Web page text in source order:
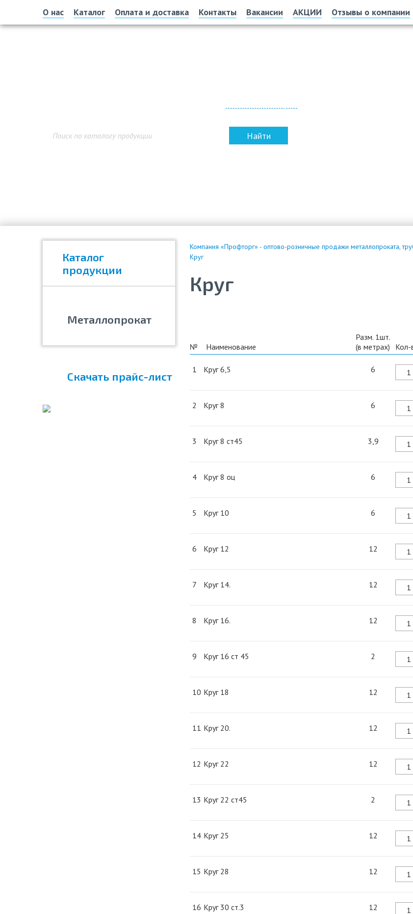
О нас Каталог Оплата и доставка Контакты Вакансии АКЦИИ Отзывы о компании
Каталог
продукции
Металлопрокат
Скачать прайс-лист
Компания «Профторг» - оптово-розничные продажи металлопроката,
Круг
Круг
№ Наименование
Разм. 1шт.
(в метрах)
Кол-
1 Круг 6,5 6
2 Круг 8 6
3 Круг 8 ст45 3,9
4 Круг 8 оц 6
5 Круг 10 6
6 Круг 12 12
7 Круг 14. 12
8 Круг 16. 12
9 Круг 16 ст 45 2
10 Круг 18 12
11 Круг 20. 12
12 Круг 22 12
13 Круг 22 ст45 2
14 Круг 25 12
15 Круг 28 12
16 Круг 30 ст.3 12